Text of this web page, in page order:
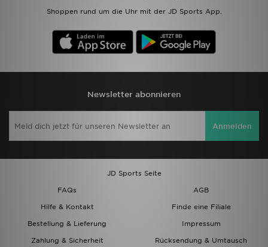
Shoppen rund um die Uhr mit der JD Sports App.
Newsletter abonnieren
Anmelden
JD Sports Seite
FAQs
AGB
Hilfe & Kontakt
Finde eine Filiale
Bestellung & Lieferung
Impressum
Zahlung & Sicherheit
Rücksendung & Umtausch
Lade Die APP
Meine Nachrichten
Trending Styles